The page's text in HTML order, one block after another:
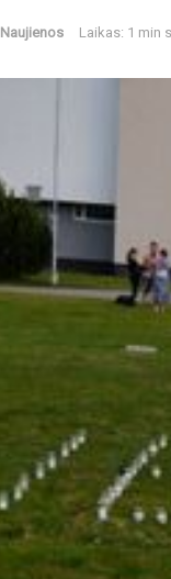
Naujienos Laikas: 1 min